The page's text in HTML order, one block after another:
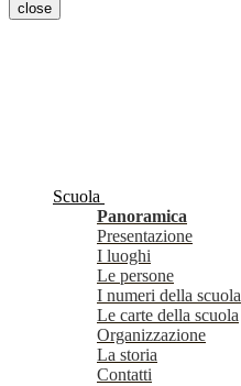
close
Scuola
Panoramica
Presentazione
I luoghi
Le persone
I numeri della scuola
Le carte della scuola
Organizzazione
La storia
Contatti